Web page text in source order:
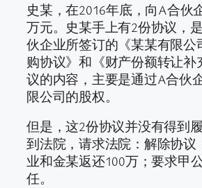
史某，在2016年底，向A合伙
万元。史某手上有2份协议，
伙企业所签订的《某某有限公
购协议》和《财产份额转让补
议的内容，主要是通过A合伙
限公司的股权。
但是，这2份协议并没有得到
到法院，请求法院：解除协议
业和金某返还100万；要求甲
任。